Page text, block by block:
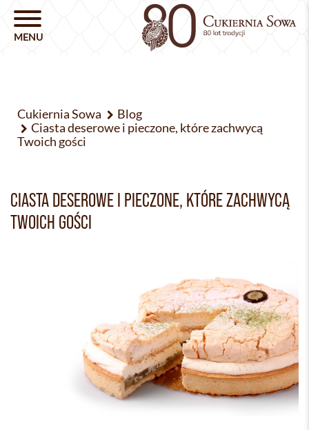
Cukiernia Sowa
Blog
Ciasta deserowe i pieczone, które zachwycą
Twoich gości
CIASTA DESEROWE I PIECZONE, KTÓRE ZACHWYCĄ
TWOICH GOŚCI